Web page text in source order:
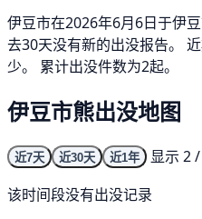
伊豆市在2026年6月6日于伊
去30天没有新的出没报告。
少。 累计出没件数为2起。
伊豆市熊出没地图
近7天 近30天 近1年
显示 2
该时间段没有出没记录